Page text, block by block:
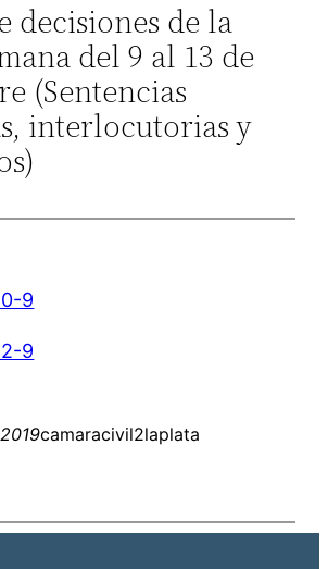
decisiones de la
del 9 al 13 de
(Sentencias
interlocutorias y
9
9
camaracivil2laplata